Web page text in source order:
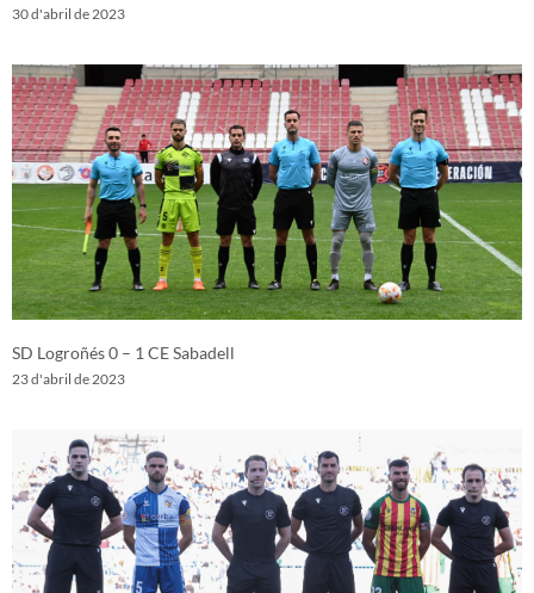
30 d'abril de 2023
SD Logroñés 0 – 1 CE Sabadell
23 d'abril de 2023